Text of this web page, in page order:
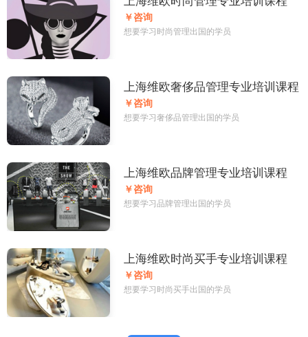
￥咨询
想要学习时尚管理出国的学员
上海维欧奢侈品管理专业培训课程
￥咨询
想要学习奢侈品管理出国的学员
上海维欧品牌管理专业培训课程
￥咨询
想要学习品牌管理出国的学员
上海维欧时尚买手专业培训课程
￥咨询
想要学习时尚买手出国的学员